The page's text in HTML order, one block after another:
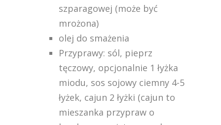
szparagowej (może być
mrożona)
olej do smażenia
Przyprawy: sól, pieprz
tęczowy, opcjonalnie 1 łyżka
miodu, sos sojowy ciemny 4-5
łyżek, cajun 2 łyżki (cajun to
mieszanka przypraw o